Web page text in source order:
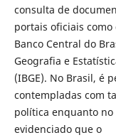
consulta de
portais oficiais como
Banco Central do
Geografia e
(IBGE). No Brasil, é
contempladas com
política enquanto no
evidenciado que o